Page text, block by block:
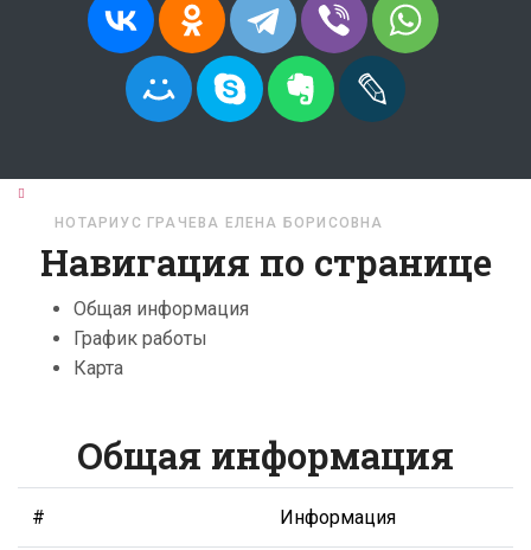
НОТАРИУС ГРАЧЕВА ЕЛЕНА БОРИСОВНА
Навигация по странице
Общая информация
График работы
Карта
Общая информация
# Информация